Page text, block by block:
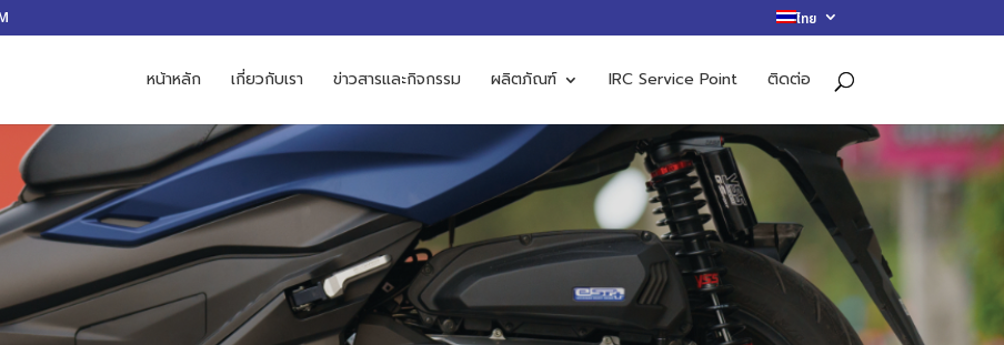
ไทย
หน้าหลัก เกี่ยวกับเรา ข่าวสารและกิจกรรม ผลิตภัณฑ์ IRC Service Point ติดต่อ